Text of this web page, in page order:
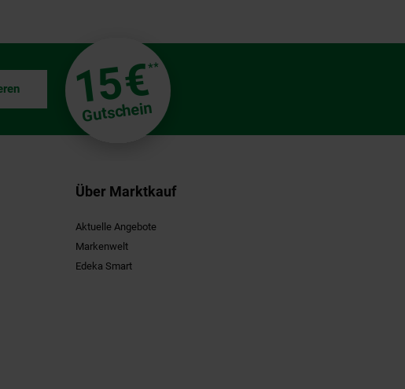
15€**
Gutschein
Über Marktkauf
Aktuelle Angebote
Markenwelt
Edeka Smart